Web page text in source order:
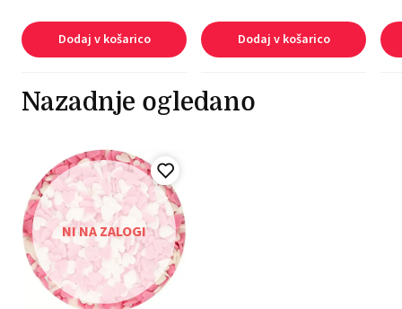
Dodaj v košarico Dodaj v košarico
Nazadnje ogledano
NI NA ZALOGI